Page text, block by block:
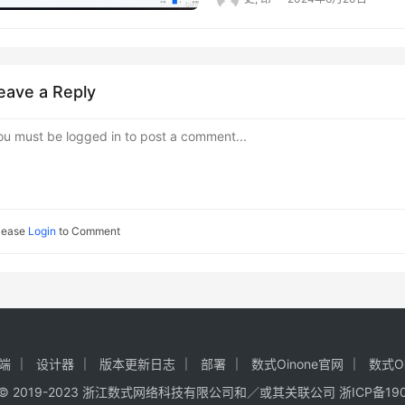
RocketMQ安装目录
时需要JDK18及以上版本
一】） 解压安装包到安装目
示）： 图3-1-37 验证redis
的。 三、排查工具无法定位
口”标签页内的“下载调试数
且初始化时进行模型定义计
型一旦安装，无法在对该模
果模型配置了@Base注解，
可变更。 四、基础配置 模
据管理器一节）。 继承
签、转交、返回”，填写代办
入流程详情页面，也是根据
享、催办、撤销、返回按钮
2. 流程运行记录查看 所有运
的所属应用，流程名称，触
a Reply
must be logged in to post a comment...
Login to Comment
设计器 版本更新日志 部署 数式Oinone官网
数式
2019-2023 浙江数式网络科技有限公司和／或其关联公司 浙ICP备